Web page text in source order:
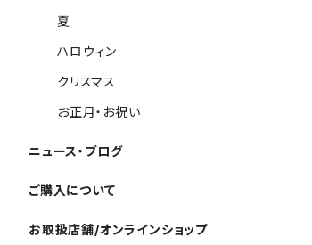
夏
ハロウィン
クリスマス
お正月・お祝い
ニュース・ブログ
ご購入について
お取扱店舗/オンラインショップ